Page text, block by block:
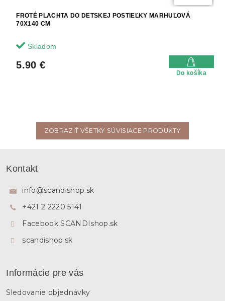
FROTÉ PLACHTA DO DETSKEJ POSTIEĽKY MARHUĽOVÁ
70X140 CM
Skladom
5.90 €
Do košíka
ZOBRAZIŤ VŠETKY SÚVISIACE PRODUKTY
Kontakt
info@scandishop.sk
+421 2 2220 5141
Facebook SCANDIshop.sk
scandishop.sk
Informácie pre vás
Sledovanie objednávky